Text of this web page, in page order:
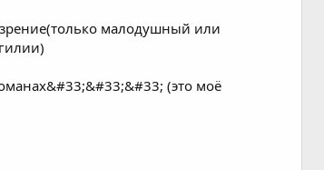
малодушный или
(это моё